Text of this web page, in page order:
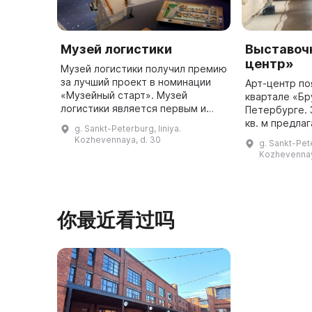
Музей логистики
Музей логистики получил премию
за лучший проект в номинации
«Музейный старт». Музей
логистики является первым и
посвященным логистике. Он
расположен в Санкт-Петербурге
g. Sankt-Peterburg, liniya.
Kozhevennaya, d. 30
центр»
Арт-центр
квартале
Петербурге.
кв. м
века таких
Сальвадор
g. Sankt-
你最近看过吗